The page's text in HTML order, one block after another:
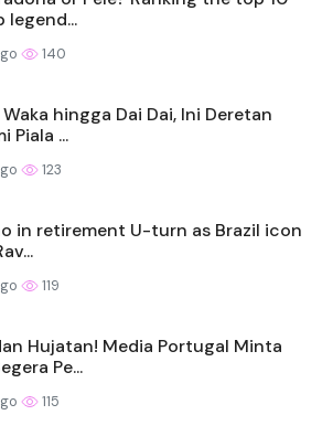
legend...
140
Waka hingga Dai Dai, Ini Deretan
Piala ...
123
in retirement U-turn as Brazil icon
119
Hujatan! Media Portugal Minta
Pe...
115